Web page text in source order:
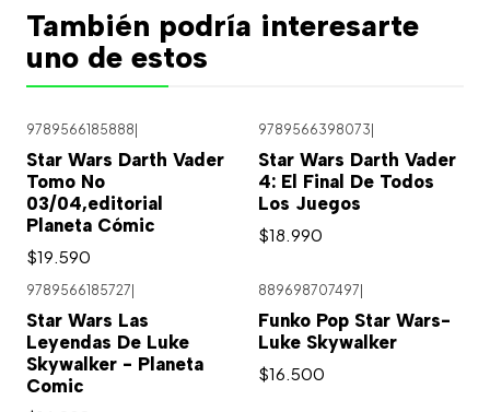
También podría interesarte
uno de estos
9789566185888|
Star Wars Darth Vader
Tomo No
03/04,editorial
Planeta Cómic
$19.590
9789566398073|
Star Wars Darth Vader
4: El Final De Todos
Los Juegos
$18.990
9789566185727
Star Wars Las
Leyendas De Luke
Skywalker - Planeta
Comic
889698707497
Funko Pop Star Wars-
Luke Skywalker
$16.500